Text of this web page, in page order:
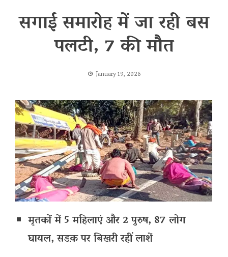
सगाई समारोह में जा रही बस
पलटी, 7 की मौत
January 19, 2026
मृतकों में 5 महिलाएं और 2 पुरुष, 87 लोग
घायल, सडक़ पर बिखरी रहीं लाशें